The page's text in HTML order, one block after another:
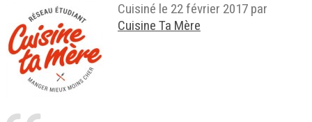
Cuisiné le 22 février 2017 par
Cuisine Ta Mère